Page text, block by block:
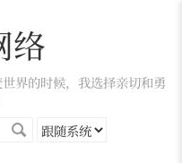
络
界的时候，我选择亲切和勇